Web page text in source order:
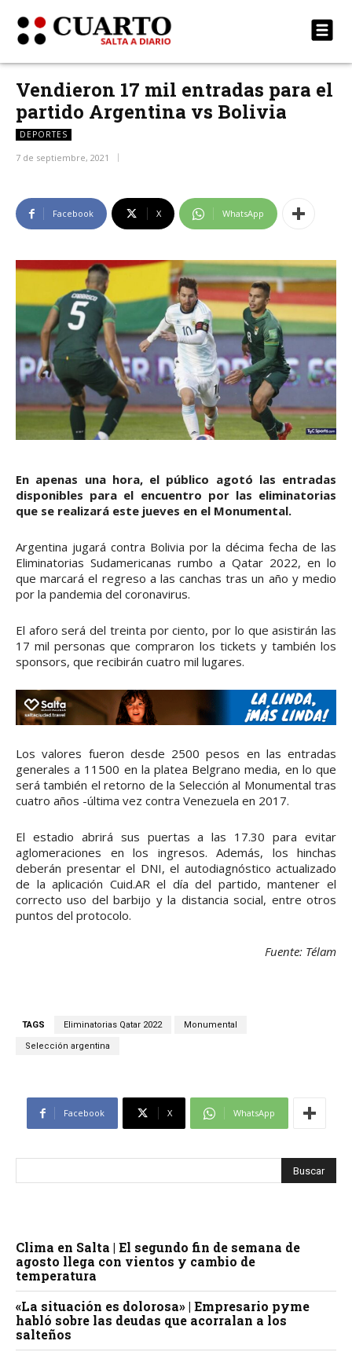
Vendieron 17 mil entradas para el
partido Argentina vs Bolivia
DEPORTES
7 de septiembre, 2021
Facebook X WhatsApp
En apenas una hora, el público agotó las entradas
disponibles para el encuentro por las eliminatorias
que se realizará este jueves en el Monumental.
Argentina jugará contra Bolivia por la décima fecha de las
Eliminatorias Sudamericanas rumbo a Qatar 2022, en lo
que marcará el regreso a las canchas tras un año y medio
por la pandemia del coronavirus.
El aforo será del treinta por ciento, por lo que asistirán las
17 mil personas que compraron los tickets y también los
sponsors, que recibirán cuatro mil lugares.
Los valores fueron desde 2500 pesos en las entradas
generales a 11500 en la platea Belgrano media, en lo que
será también el retorno de la Selección al Monumental tras
cuatro años -última vez contra Venezuela en 2017.
El estadio abrirá sus puertas a las 17.30 para evitar
aglomeraciones en los ingresos. Además, los hinchas
deberán presentar el DNI, el autodiagnóstico actualizado
de la aplicación Cuid.AR el día del partido, mantener el
correcto uso del barbijo y la distancia social, entre otros
puntos del protocolo.
Fuente: Télam
TAGS Eliminatorias Qatar 2022 Monumental
Selección argentina
Facebook X WhatsApp
Clima en Salta | El segundo fin de semana de
agosto llega con vientos y cambio de
temperatura
«La situación es dolorosa» | Empresario pyme
habló sobre las deudas que acorralan a los
salteños